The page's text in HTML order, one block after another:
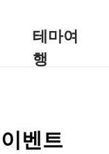
테마여
행
벤트